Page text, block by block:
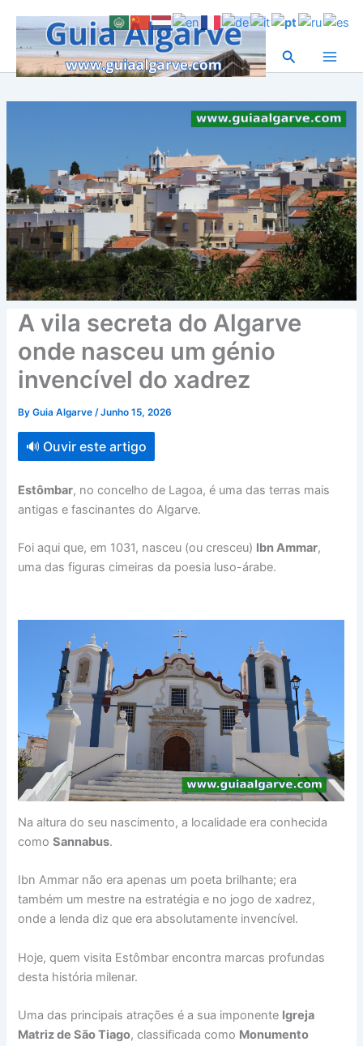
content
Search
A vila secreta do Algarve
onde nasceu um génio
invencível do xadrez
ByGuia Algarve/Junho 15, 2026
🔊 Ouvir este artigo
Estômbar, no concelho de Lagoa, é uma das terras mais
antigas e fascinantes do Algarve.
Foi aqui que, em 1031, nasceu (ou cresceu) Ibn Ammar,
uma das figuras cimeiras da poesia luso-árabe.
Na altura do seu nascimento, a localidade era conhecida
comoSannabus.
Ibn Ammar não era apenas um poeta brilhante; era
também um mestre na estratégia e no jogo de xadrez,
onde a lenda diz que era absolutamente invencível.
Hoje, quem visita Estômbar encontra marcas profundas
desta história milenar.
Uma das principais atrações é a sua imponente Igreja
Matriz de São Tiago, classificada como Monumento